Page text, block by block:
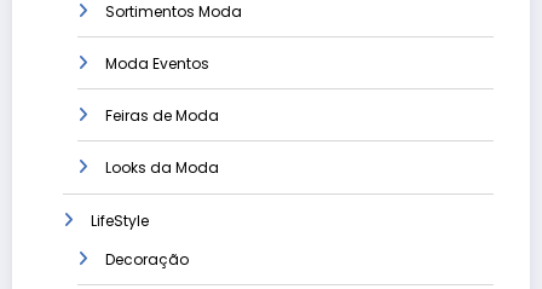
Sortimentos Moda
Moda Eventos
Feiras de Moda
Looks da Moda
LifeStyle
Decoração